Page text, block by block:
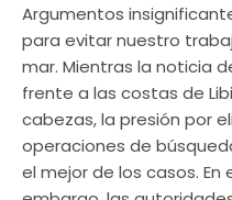
Argumentos
para evitar nuestro
mar. Mientras la noticia
frente a las costas de
cabezas, la presión por
operaciones de
el mejor de los casos. En